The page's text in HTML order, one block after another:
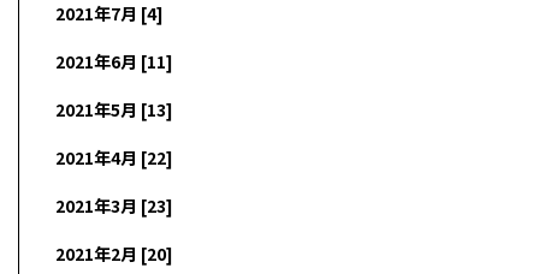
2021年7月 [4]
2021年6月 [11]
2021年5月 [13]
2021年4月 [22]
2021年3月 [23]
2021年2月 [20]